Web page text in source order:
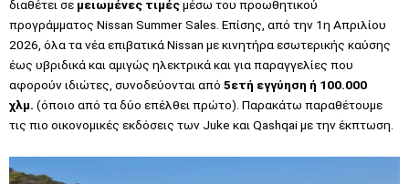
διαθέτει σε μειωμένες τιμέςμέσω του προωθητικού
προγράμματος Nissan Summer Sales. Επίσης, από την 1η Απριλίου
2026, όλα τα νέα επιβατικά Nissan με κινητήρα εσωτερικής καύσης
έως υβριδικά και αμιγώς ηλεκτρικά και για παραγγελίες που
αφορούν ιδιώτες, συνοδεύονται από 5ετή εγγύηση ή 100.000
χλμ. (όποιο από τα δύο επέλθει πρώτο). Παρακάτω παραθέτουμε
τις πιο οικονομικές εκδόσεις των Juke και Qashqai με την έκπτωση.